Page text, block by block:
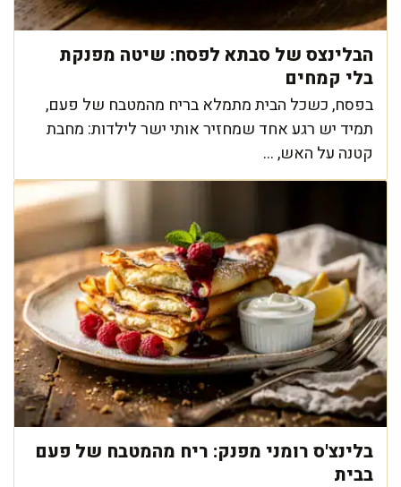
הבלינצס של סבתא לפסח: שיטה מפנקת
בלי קמחים
בפסח, כשכל הבית מתמלא בריח מהמטבח של פעם,
תמיד יש רגע אחד שמחזיר אותי ישר לילדות: מחבת
קטנה על האש, ...
בלינצ'ס רומני מפנק: ריח מהמטבח של פעם
בבית